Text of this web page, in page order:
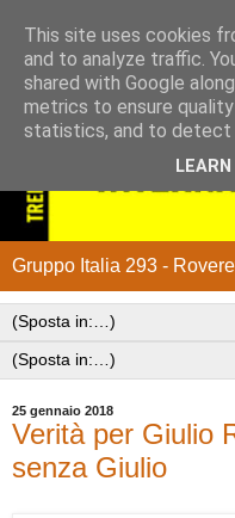
Gruppo Italia 293 -
25 gennaio 2018
Verità per Giulio
senza Giulio
This site uses cookies
and to analyze traffic.
shared with Google
metrics to ensure
statistics, and to detect